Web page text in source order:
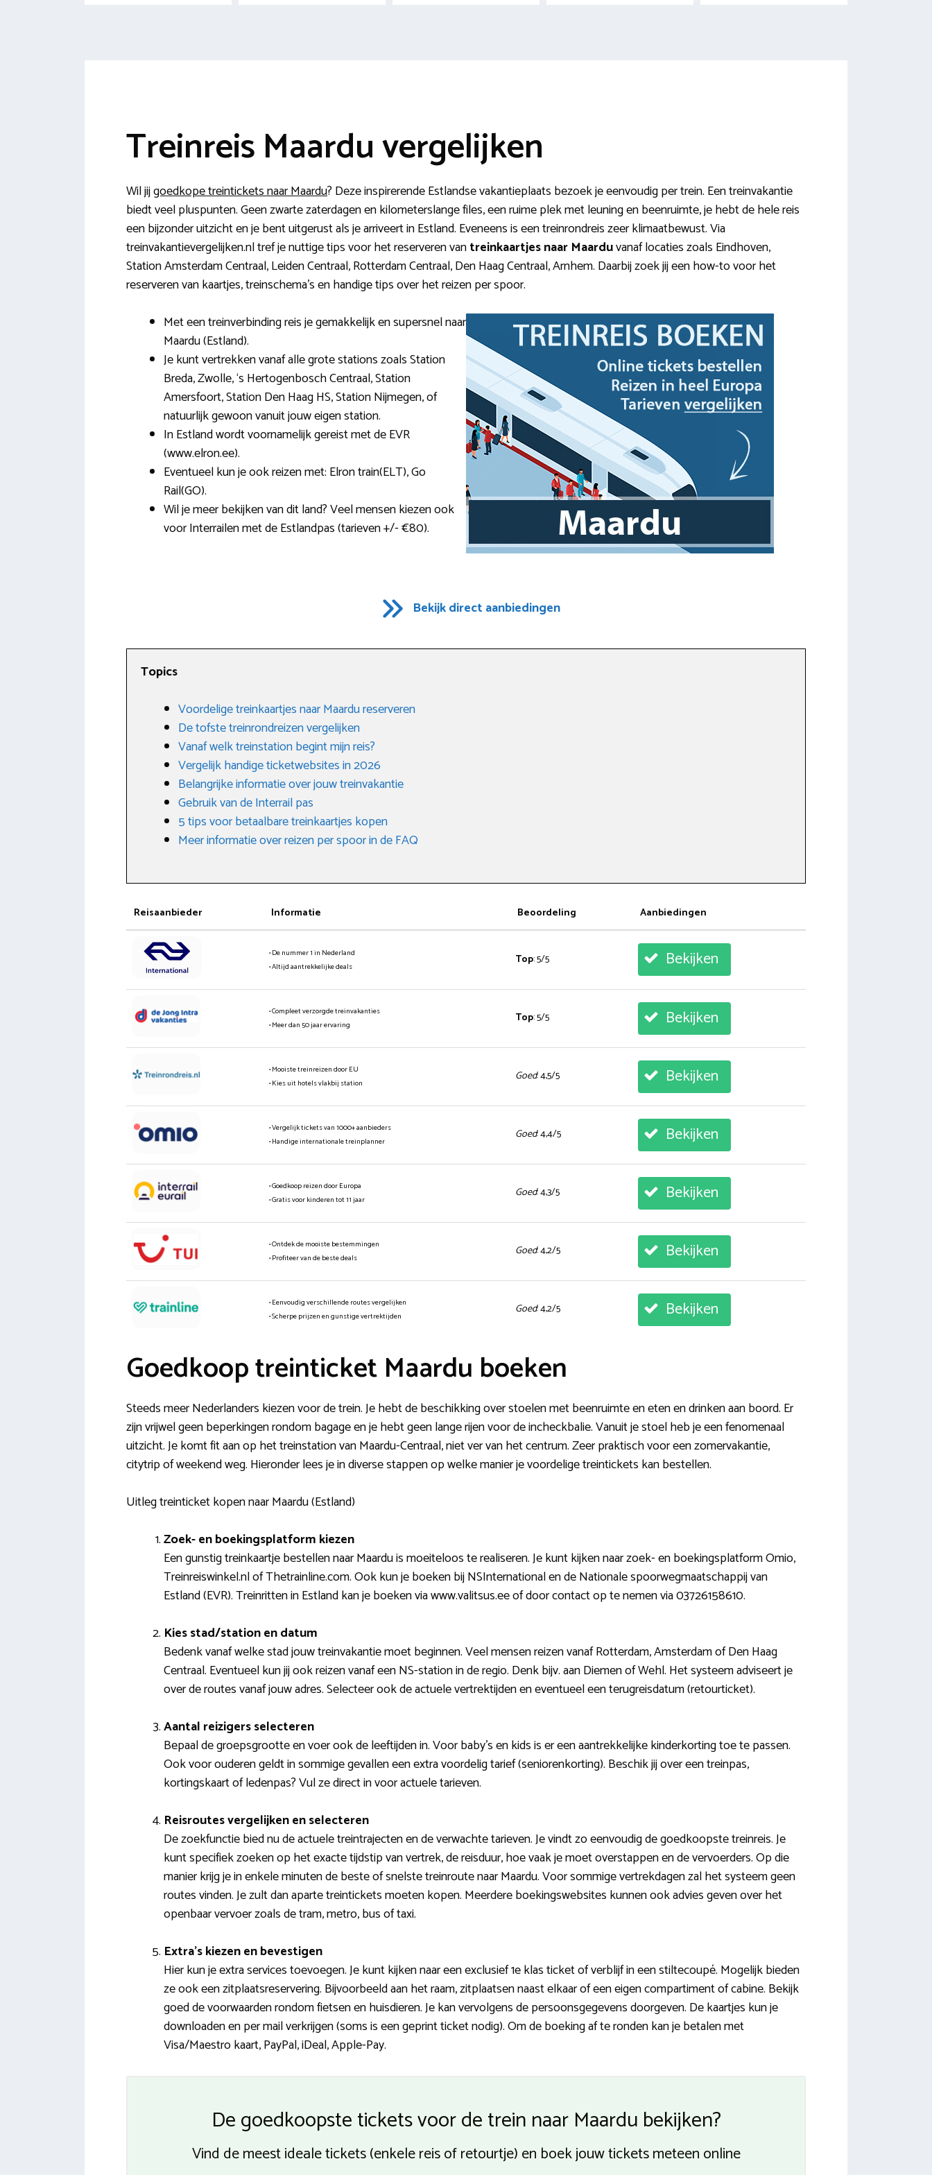
Treinreis Maardu vergelijken
Wil jijgoedkope treintickets naar Maardu? Deze inspirerende Estlandse vakantieplaats bezoek je eenvoudig per trein. Een treinvakantie
biedt veel pluspunten. Geen zwarte zaterdagen en kilometerslange files, een ruime plek met leuning en beenruimte, je hebt de hele reis
een bijzonder uitzicht en je bent uitgerust als je arriveert in Estland. Eveneens is een treinrondreis zeer klimaatbewust. Via
treinvakantievergelijken.nl tref je nuttige tips voor het reserveren vantreinkaartjes naar Maarduvanaf locaties zoals Eindhoven,
Station Amsterdam Centraal, Leiden Centraal, Rotterdam Centraal, Den Haag Centraal, Arnhem. Daarbij zoek jij een how-to voor het
reserveren van kaartjes, treinschema’s en handige tips over het reizen per spoor.
Met een treinverbinding reis je gemakkelijk en supersnel naar
Maardu (Estland).
Je kunt vertrekken vanaf alle grote stations zoals Station
Breda, Zwolle, ‘s Hertogenbosch Centraal, Station
Amersfoort, Station Den Haag HS, Station Nijmegen, of
natuurlijk gewoon vanuit jouw eigen station.
In Estland wordt voornamelijk gereist met de EVR
(www.elron.ee).
Eventueel kun je ook reizen met: Elron train(ELT), Go
Rail(GO).
Wil je meer bekijken van dit land? Veel mensen kiezen ook
voor Interrailen met de Estlandpas (tarieven +/- €80).
Bekijk direct aanbiedingen
Topics
Voordelige treinkaartjes naar Maardu reserveren
De tofste treinrondreizen vergelijken
Vanaf welk treinstation begint mijn reis?
Vergelijk handige ticketwebsites in 2026
Belangrijke informatie over jouw treinvakantie
Gebruik van de Interrail pas
5 tips voor betaalbare treinkaartjes kopen
Meer informatie over reizen per spoor in de FAQ
Reisaanbieder Informatie Beoordeling Aanbiedingen
• De nummer 1 in Nederland
• Altijd aantrekkelijke deals
Top: 5/5 Bekijken
• Compleet verzorgde treinvakanties
• Meer dan 50 jaar ervaring
Top: 5/5 Bekijken
• Mooiste treinreizen door EU
• Kies uit hotels vlakbij station
Goed: 4,5/5 Bekijken
• Vergelijk tickets van 1000+ aanbieders
• Handige internationale treinplanner
Goed: 4,4/5 Bekijken
• Goedkoop reizen door Europa
• Gratis voor kinderen tot 11 jaar
Goed: 4,3/5 Bekijken
• Ontdek de mooiste bestemmingen
• Profiteer van de beste deals
Goed: 4,2/5 Bekijken
• Eenvoudig verschillende routes vergelijken
• Scherpe prijzen en gunstige vertrektijden
Goed: 4,2/5 Bekijken
Goedkoop treinticket Maardu boeken
Steeds meer Nederlanders kiezen voor de trein. Je hebt de beschikking over stoelen met beenruimte en eten en drinken aan boord. Er
zijn vrijwel geen beperkingen rondom bagage en je hebt geen lange rijen voor de incheckbalie. Vanuit je stoel heb je een fenomenaal
uitzicht. Je komt fit aan op het treinstation van Maardu-Centraal, niet ver van het centrum. Zeer praktisch voor een zomervakantie,
citytrip of weekend weg. Hieronder lees je in diverse stappen op welke manier je voordelige treintickets kan bestellen.
Uitleg treinticket kopen naar Maardu (Estland)
Zoek- en boekingsplatform kiezen
Een gunstig treinkaartje bestellen naar Maardu is moeiteloos te realiseren. Je kunt kijken naar zoek- en boekingsplatform Omio,
Treinreiswinkel.nl of Thetrainline.com. Ook kun je boeken bij NSInternational en de Nationale spoorwegmaatschappij van
Estland (EVR). Treinritten in Estland kan je boeken via www.valitsus.ee of door contact op te nemen via 03726158610.
Kies stad/station en datum
Bedenk vanaf welke stad jouw treinvakantie moet beginnen. Veel mensen reizen vanaf Rotterdam, Amsterdam of Den Haag
Centraal. Eventueel kun jij ook reizen vanaf een NS-station in de regio. Denk bijv. aan Diemen of Wehl. Het systeem adviseert je
over de routes vanaf jouw adres. Selecteer ook de actuele vertrektijden en eventueel een terugreisdatum (retourticket).
Aantal reizigers selecteren
Bepaal de groepsgrootte en voer ook de leeftijden in. Voor baby’s en kids is er een aantrekkelijke kinderkorting toe te passen.
Ook voor ouderen geldt in sommige gevallen een extra voordelig tarief (seniorenkorting). Beschik jij over een treinpas,
kortingskaart of ledenpas? Vul ze direct in voor actuele tarieven.
Reisroutes vergelijken en selecteren
De zoekfunctie bied nu de actuele treintrajecten en de verwachte tarieven. Je vindt zo eenvoudig de goedkoopste treinreis. Je
kunt specifiek zoeken op het exacte tijdstip van vertrek, de reisduur, hoe vaak je moet overstappen en de vervoerders. Op die
manier krijg je in enkele minuten de beste of snelste treinroute naar Maardu. Voor sommige vertrekdagen zal het systeem geen
routes vinden. Je zult dan aparte treintickets moeten kopen. Meerdere boekingswebsites kunnen ook advies geven over het
openbaar vervoer zoals de tram, metro, bus of taxi.
Extra’s kiezen en bevestigen
Hier kun je extra services toevoegen. Je kunt kijken naar een exclusief 1e klas ticket of verblijf in een stiltecoupé. Mogelijk bieden
ze ook een zitplaatsreservering. Bijvoorbeeld aan het raam, zitplaatsen naast elkaar of een eigen compartiment of cabine. Bekijk
goed de voorwaarden rondom fietsen en huisdieren. Je kan vervolgens de persoonsgegevens doorgeven. De kaartjes kun je
downloaden en per mail verkrijgen (soms is een geprint ticket nodig). Om de boeking af te ronden kan je betalen met
Visa/Maestro kaart, PayPal, iDeal, Apple-Pay.
De goedkoopste tickets voor de trein naar Maardu bekijken?
Vind de meest ideale tickets (enkele reis of retourtje) en boek jouw tickets meteen online